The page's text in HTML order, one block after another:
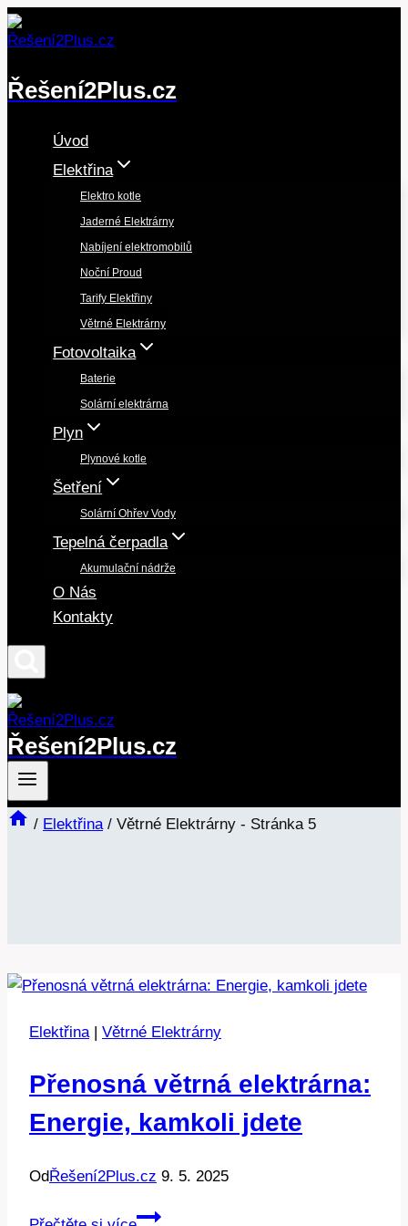
Přeskočit
na
Řešení2Plus.cz
Úvod
Elektřina
Elektro kotle
Jaderné Elektrárny
Nabíjení elektromobilů
Noční Proud
Tarify Elektřiny
Větrné Elektrárny
Fotovoltaika
Baterie
Solární elektrárna
Plyn
Plynové kotle
Šetření
Solární Ohřev Vody
Tepelná čerpadla
Akumulační nádrže
O Nás
Kontakty
Řešení2Plus.cz
/ Elektřina / Větrné Elektrárny - Stránka 5
Elektřina| Větrné Elektrárny
Přenosná větrná elektrárna:
Energie, kamkoli jdete
OdŘešení2Plus.cz 9. 5. 2025
Přenosná